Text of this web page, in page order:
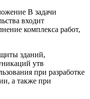
В задачи
входит
комплекса работ,
зданий,
утв
при разработке
а также при